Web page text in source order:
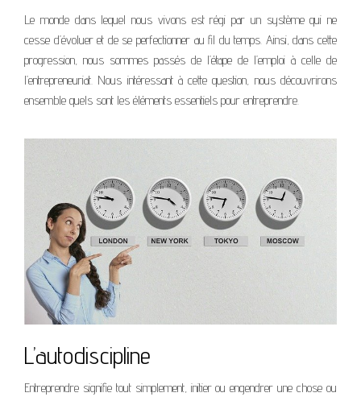
Le monde dans lequel nous vivons est régi par un système qui ne
cesse d’évoluer et de se perfectionner au fil du temps. Ainsi, dans cette
progression, nous sommes passés de l’étape de l’emploi à celle de
l’entrepreneuriat. Nous intéressant à cette question, nous découvrirons
ensemble quels sont les éléments essentiels pour entreprendre.
L’autodiscipline
Entreprendre signifie tout simplement, initier ou engendrer une chose ou